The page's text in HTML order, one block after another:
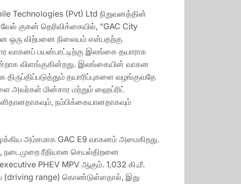
Technologies (Pvt) Ltd நிறுவனத்தின்
குகன் தெரிவிக்கையில், “GAC City
ஒரு விற்பனை நிலையம் என்பதற்கு
வாகனப் பயன்பாட்டிற்கு இலங்கை தயாராக
விளங்குகின்றது. இலங்கையின் வாகன
தயாரிப்புகளை வழங்குவதே
அவர்கள் மின்சார மற்றும் ஹைப்ரிட்
நம்பிக்கையானதாகவும்
அம்சமாக GAC E9 வாகனம் அமைகிறது.
நடைமுறை ரீதியான செயல்திறனை
PHEV MPV ஆகும். 1,032 கி.மீ.
range) கொண்டுள்ளதால், இது